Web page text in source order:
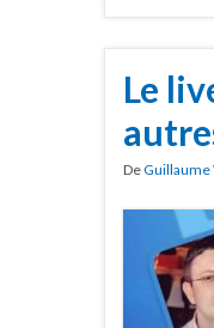
Le
DeGuillaume